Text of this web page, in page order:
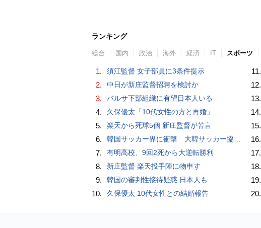
ランキング
総合 国内 政治 海外 経済 IT スポーツ
1. 須江監督 女子部員に3条件提示
2. 中日が新庄監督招聘を検討か
3. バルサ下部組織に有望日本人いる
4. 久保優太「10代女性の方と再婚」
5. 楽天から死球5個 新庄監督が苦言
6. 韓国サッカー界に衝撃 大韓サッカー協会に外国人審判への“性的接待”疑惑 韓国メディアが報道
7. 有明高校、9回2死から大逆転勝利
8. 新庄監督 楽天投手陣に物申す
9. 韓国の審判性接待疑惑 日本人も
10. 久保優太 10代女性との結婚報告
11.
12.
13.
14.
15.
16.
17.
18.
19.
20.